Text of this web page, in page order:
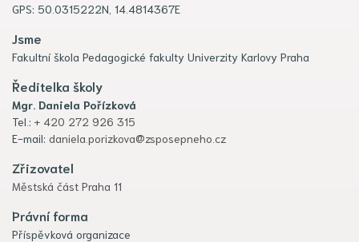
GPS: 50.0315222N, 14.4814367E
Jsme
Fakultní škola Pedagogické fakulty Univerzity Karlovy Praha
Ředitelka školy
Mgr. Daniela Pořízková
Tel.: + 420 272 926 315
E-mail: daniela.porizkova@zsposepneho.cz
Zřizovatel
Městská část Praha 11
Právní forma
Příspěvková organizace